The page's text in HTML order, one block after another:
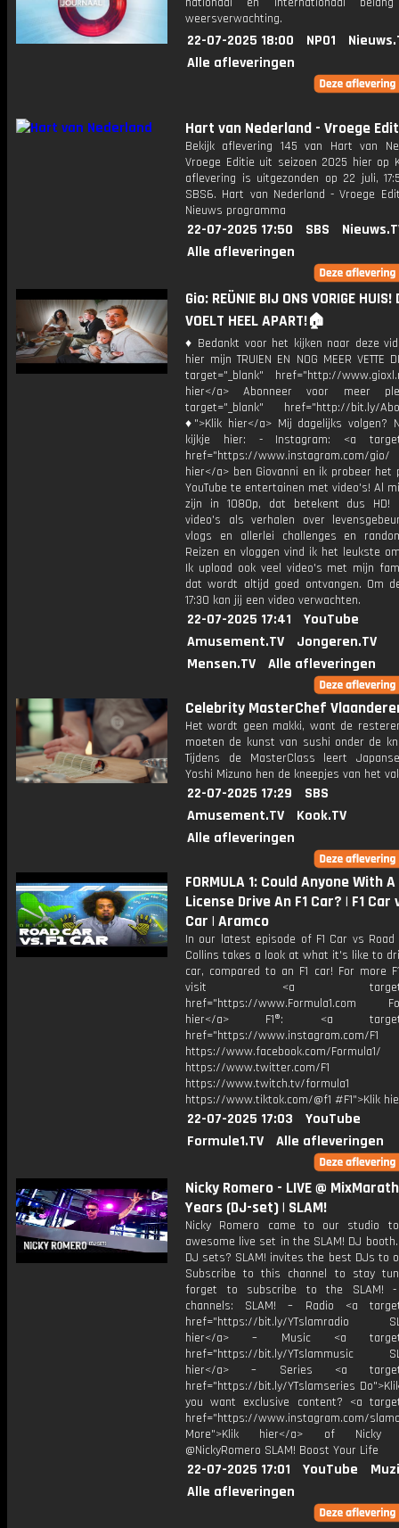
weersverwachting.
22-07-2025 18:00 NPO1
Alle afleveringen
Hart van Nederland - Vroege
Bekijk aflevering 145 van Hart van
Vroege Editie uit seizoen 2025 hier op
aflevering is uitgezonden op 22 juli,
SBS6. Hart van Nederland - Vroege
Nieuws programma
22-07-2025 17:50 SBS
Alle afleveringen
Gio: REÜNIE BIJ ONS VORIGE HUIS!
VOELT HEEL APART!🏠
♦ Bedankt voor het kijken naar deze
hier mijn TRUIEN EN NOG MEER VETTE
target="_blank" href="http://
hier</a> Abonneer voor meer
target="_blank" href="http://bit.ly/
♦">Klik hier</a> Mij dagelijks volgen?
kijkje hier: - Instagram: <a
href="https://www.instagram.com/
hier</a> ben Giovanni en ik probeer het
YouTube te entertainen met video's! Al
zijn in 1080p, dat betekent dus HD!
video's als verhalen over
vlogs en allerlei challenges en
Reizen en vloggen vind ik het leukste
Ik upload ook veel video's met mijn
dat wordt altijd goed ontvangen. Om
17:30 kan jij een video verwachten.
22-07-2025 17:41
YouTube
Amusement.TV
Jongeren.TV
Mensen.TV
Alle afleveringen
Celebrity MasterChef
Het wordt geen makki, want de
moeten de kunst van sushi onder de
Tijdens de MasterClass leert
Yoshi Mizuno hen de kneepjes van het
22-07-2025 17:29
SBS
Amusement.TV
Kook.TV
Alle afleveringen
FORMULA 1: Could Anyone With
License Drive An F1 Car? | F1 Car
Car | Aramco
In our latest episode of F1 Car vs Road
Collins takes a look at what it's like to
car, compared to an F1 car! For more
visit <a
href="https://www.Formula1.com
hier</a> F1®: <a
href="https://www.instagram.com/F1
https://www.facebook.com/Formula1/
https://www.twitter.com/F1
https://www.twitch.tv/formula1
https://www.tiktok.com/@f1 #F1">Klik
22-07-2025 17:03
YouTube
Formule1.TV
Alle afleveringen
Nicky Romero - LIVE @
Years (DJ-set) | SLAM!
Nicky Romero came to our studio
awesome live set in the SLAM! DJ
DJ sets? SLAM! invites the best DJs to
Subscribe to this channel to stay
forget to subscribe to the SLAM! -
channels: SLAM! – Radio <a
href="https://bit.ly/YTslamradio
hier</a> – Music <a
href="https://bit.ly/YTslammusic
hier</a> – Series <a
href="https://bit.ly/YTslamseries
you want exclusive content? <a
href="https://www.instagram.com/
More">Klik hier</a> of Nicky
@NickyRomero SLAM! Boost Your Life
22-07-2025 17:01 YouTube
Alle afleveringen